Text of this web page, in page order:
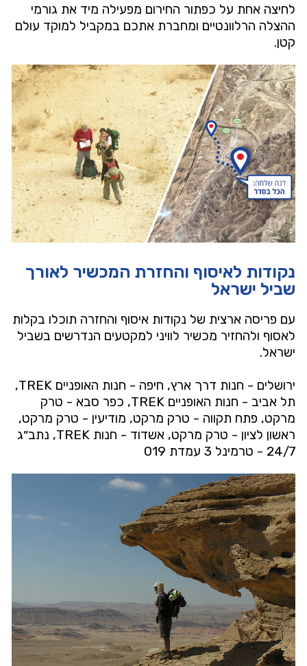
לחיצה אחת על כפתור החירום מפעילה מיד את גורמי
ההצלה הרלוונטיים ומחברת אתכם במקביל למוקד עולם
קטן.
נקודות לאיסוף והחזרת המכשיר לאורך
שביל ישראל
עם פריסה ארצית של נקודות איסוף והחזרה תוכלו בקלות
לאסוף ולהחזיר מכשיר לוויני למקטעים הנדרשים בשביל
ישראל.
ירושלים - חנות דרך ארץ, חיפה - חנות האופניים TREK,
תל אביב - חנות האופניים TREK, כפר סבא - טרק
מרקט, פתח תקווה - טרק מרקט, מודיעין - טרק מרקט,
ראשון לציון - טרק מרקט, אשדוד - חנות TREK, נתב״ג
24/7 - טרמינל 3 עמדת 019